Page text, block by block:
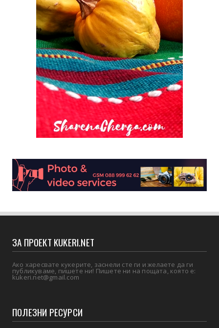
ЗА ПРОЕКТ KUKERI.NET
Ако харесвате кукерите, заснели сте ги и желаете да ги
публикуваме, пишете ни! Пишете ни на пощата, която е:
kukeri.net@gmail.com
ПОЛЕЗНИ РЕСУРСИ